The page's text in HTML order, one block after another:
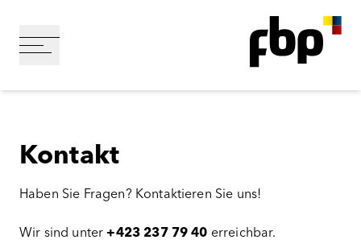
Kontakt
Haben Sie Fragen? Kontaktieren Sie uns!
Wir sind unter+423 237 79 40 erreichbar.